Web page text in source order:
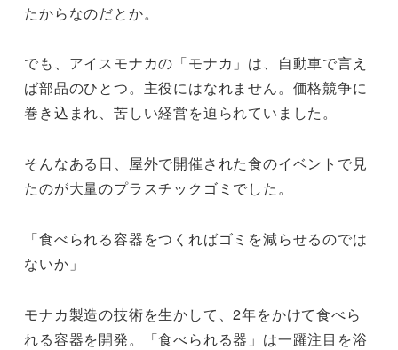
たからなのだとか。
でも、アイスモナカの「モナカ」は、自動車で言え
ば部品のひとつ。主役にはなれません。価格競争に
巻き込まれ、苦しい経営を迫られていました。
そんなある日、屋外で開催された食のイベントで見
たのが大量のプラスチックゴミでした。
「食べられる容器をつくればゴミを減らせるのでは
ないか」
モナカ製造の技術を生かして、2年をかけて食べら
れる容器を開発。「食べられる器」は一躍注目を浴